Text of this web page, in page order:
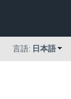
言語: 日本語